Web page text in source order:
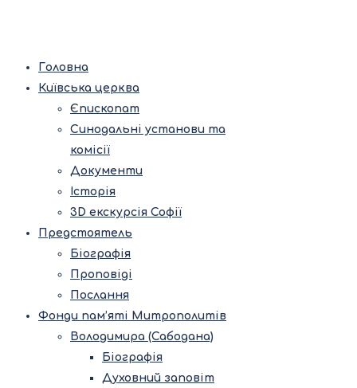
Головна
Київська церква
Єпископат
Синодальні установи та
комісії
Документи
Історія
3D екскурсія Софії
Предстоятель
Біографія
Проповіді
Послання
Фонди пам’яті Митрополитів
Володимира (Сабодана)
Біографія
Духовний заповіт